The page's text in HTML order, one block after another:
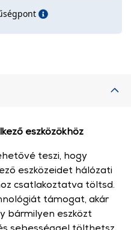
eszközökhöz
teszi, hogy
eszközeidet hálózati
csatlakoztatva töltsd.
támogat, akár
bármilyen eszközt
sebességgel tölthetsz